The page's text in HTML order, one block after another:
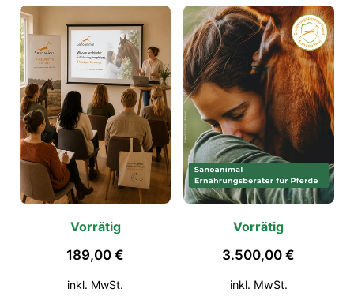
Vorrätig
189,00 €
Vorrätig
3.500,00€
inkl. MwSt.